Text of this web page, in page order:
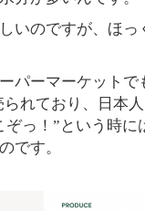
いのですが、ほっ
パーマーケットで
られており、日本
ぞっ！”という時に
です。